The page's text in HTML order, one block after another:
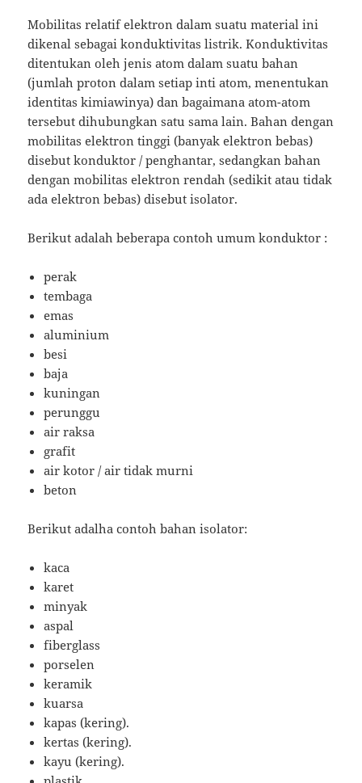
Mobilitas relatif elektron dalam suatu material ini
dikenal sebagai konduktivitas listrik. Konduktivitas
ditentukan oleh jenis atom dalam suatu bahan
(jumlah proton dalam setiap inti atom, menentukan
identitas kimiawinya) dan bagaimana atom-atom
tersebut dihubungkan satu sama lain. Bahan dengan
mobilitas elektron tinggi (banyak elektron bebas)
disebut konduktor / penghantar, sedangkan bahan
dengan mobilitas elektron rendah (sedikit atau tidak
ada elektron bebas) disebut isolator.
Berikut adalah beberapa contoh umum konduktor :
perak
tembaga
emas
aluminium
besi
baja
kuningan
perunggu
air raksa
grafit
air kotor / air tidak murni
beton
Berikut adalha contoh bahan isolator:
kaca
karet
minyak
aspal
fiberglass
porselen
keramik
kuarsa
kapas (kering).
kertas (kering).
kayu (kering).